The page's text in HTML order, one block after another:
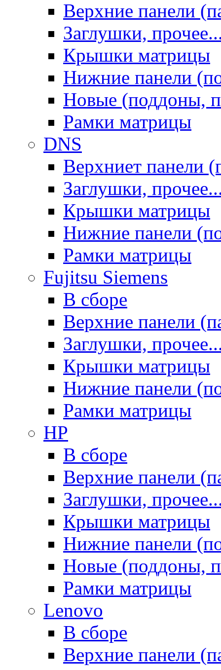
Верхние панели
Заглушки,
Крышки матрицы
Нижние панели
Новые (поддоны,
Рамки матрицы
DNS
Верхниет панели
Заглушки,
Крышки матрицы
Нижние панели
Рамки матрицы
Fujitsu Siemens
В сборе
Верхние панели
Заглушки,
Крышки матрицы
Нижние панели
Рамки матрицы
HP
В сборе
Верхние панели
Заглушки,
Крышки матрицы
Нижние панели
Новые (поддоны,
Рамки матрицы
Lenovo
В сборе
Верхние панели